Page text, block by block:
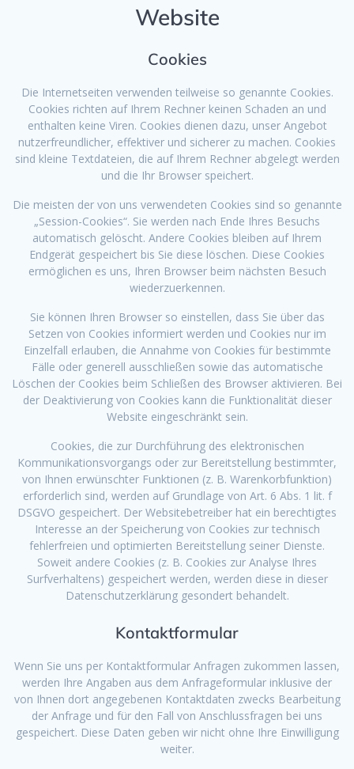
Website
Cookies
Die Internetseiten verwenden teilweise so genannte Cookies.
Cookies richten auf Ihrem Rechner keinen Schaden an und
enthalten keine Viren. Cookies dienen dazu, unser Angebot
nutzerfreundlicher, effektiver und sicherer zu machen. Cookies
sind kleine Textdateien, die auf Ihrem Rechner abgelegt werden
und die Ihr Browser speichert.
Die meisten der von uns verwendeten Cookies sind so genannte
„Session-Cookies“. Sie werden nach Ende Ihres Besuchs
automatisch gelöscht. Andere Cookies bleiben auf Ihrem
Endgerät gespeichert bis Sie diese löschen. Diese Cookies
ermöglichen es uns, Ihren Browser beim nächsten Besuch
wiederzuerkennen.
Sie können Ihren Browser so einstellen, dass Sie über das
Setzen von Cookies informiert werden und Cookies nur im
Einzelfall erlauben, die Annahme von Cookies für bestimmte
Fälle oder generell ausschließen sowie das automatische
Löschen der Cookies beim Schließen des Browser aktivieren. Bei
der Deaktivierung von Cookies kann die Funktionalität dieser
Website eingeschränkt sein.
Cookies, die zur Durchführung des elektronischen
Kommunikationsvorgangs oder zur Bereitstellung bestimmter,
von Ihnen erwünschter Funktionen (z. B. Warenkorbfunktion)
erforderlich sind, werden auf Grundlage von Art. 6 Abs. 1 lit. f
DSGVO gespeichert. Der Websitebetreiber hat ein berechtigtes
Interesse an der Speicherung von Cookies zur technisch
fehlerfreien und optimierten Bereitstellung seiner Dienste.
Soweit andere Cookies (z. B. Cookies zur Analyse Ihres
Surfverhaltens) gespeichert werden, werden diese in dieser
Datenschutzerklärung gesondert behandelt.
Kontaktformular
Wenn Sie uns per Kontaktformular Anfragen zukommen lassen,
werden Ihre Angaben aus dem Anfrageformular inklusive der
von Ihnen dort angegebenen Kontaktdaten zwecks Bearbeitung
der Anfrage und für den Fall von Anschlussfragen bei uns
gespeichert. Diese Daten geben wir nicht ohne Ihre Einwilligung
weiter.